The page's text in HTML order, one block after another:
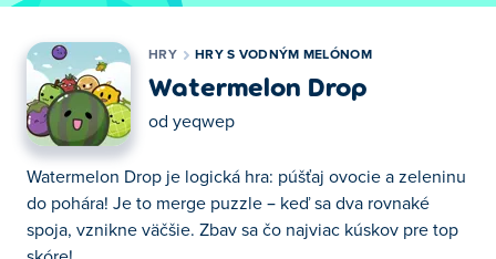
HRY HRY S VODNÝM MELÓNOM
Watermelon Drop
od yeqwep
Watermelon Drop je logická hra: púšťaj ovocie a zeleninu
do pohára! Je to merge puzzle – keď sa dva rovnaké
spoja, vznikne väčšie. Zbav sa čo najviac kúskov pre top